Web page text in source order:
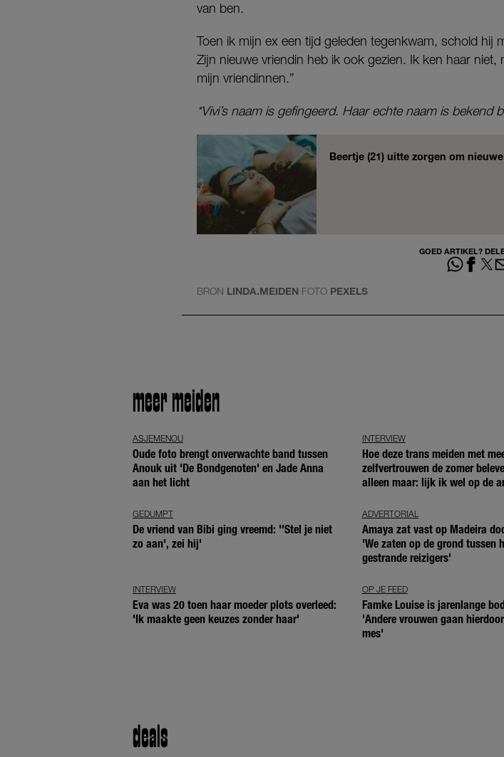
van ben.
Toen ik mijn ex een tijd geleden tegenkwam, schold hij
Zijn nieuwe vriendin heb ik ook gezien. Ik ken haar
mijn vriendinnen.”
*Vivi’s naam is gefingeerd. Haar echte naam is bekend
Beertje (21) uitte zorgen om
GOED ARTIKEL?
BRON LINDA.MEIDEN FOTO PEXELS
meer meiden
ASJEMENOU
Oude foto brengt onverwachte band tussen
Anouk uit 'De Bondgenoten' en Jade Anna
aan het licht
INTERVIEW
Hoe deze trans meiden met
zelfvertrouwen de zomer
alleen maar: lijk ik wel op de
GEDUMPT
De vriend van Bibi ging vreemd: ''Stel je niet
zo aan', zei hij'
ADVERTORIAL
Amaya zat vast op Madeira
'We zaten op de grond tussen
gestrande reizigers'
INTERVIEW
Eva was 20 toen haar moeder plots overleed:
'Ik maakte geen keuzes zonder haar'
OP JE FEED
Famke Louise is jarenlange
'Andere vrouwen gaan
mes'
deals